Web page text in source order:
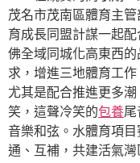
茂名市茂南區體育主
育成長同盟計謀一起
佛全域同城化高東西
求，增進三地體育工
尤其是配合推進更多
笑，這聲冷笑的包養
音樂和弦。水體育項
通、互補，共建活氣灣